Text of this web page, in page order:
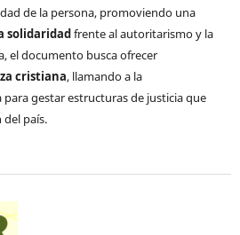
de la persona, promoviendo una
solidaridadfrente al autoritarismo y la
el documento busca ofrecer
cristiana, llamando a la
gestar estructuras de justicia que
país.